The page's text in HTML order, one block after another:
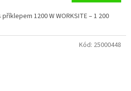
1200 W WORKSITE – 1 200
Kód: 25000448